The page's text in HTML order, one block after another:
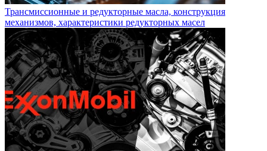
Трансмиссионные и редукторные масла, конструкция
механизмов, характеристики редукторных масел